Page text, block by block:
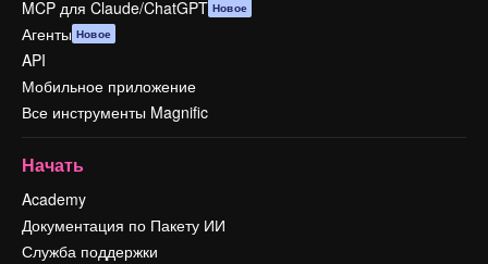
MCP для Claude/ChatGPT Новое
Агенты Новое
API
Мобильное приложение
Все инструменты Magnific
Начать
Academy
Документация по Пакету ИИ
Служба поддержки